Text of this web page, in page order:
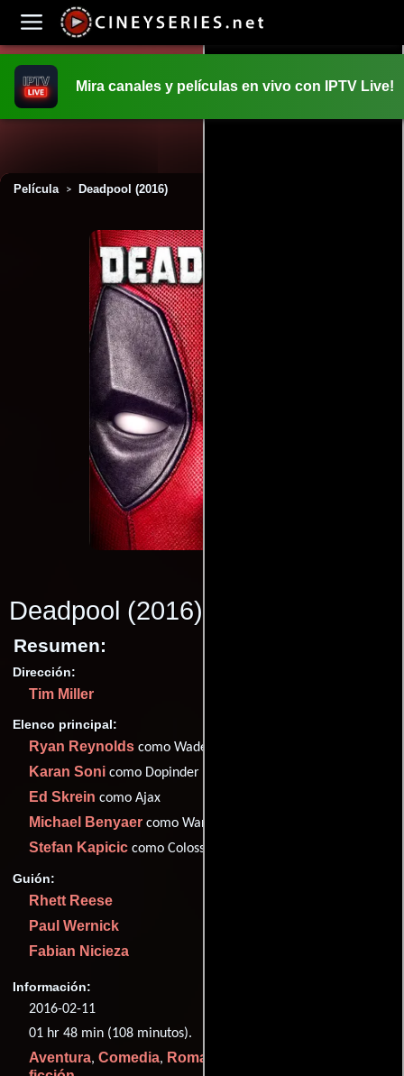
Mira canales y películas en vivo con IPTV Live!
Película > Deadpool (2016)
Deadpool (2016)
Resumen:
Dirección:
Tim Miller
Elenco principal:
Ryan Reynolds como Wade
Karan Soni como Dopinder
Ed Skrein como Ajax
Michael Benyaer como Warlord
Stefan Kapicic como Colossus
Guión:
Rhett Reese
Paul Wernick
Fabian Nicieza
Información:
2016-02-11
01 hr 48 min (108 minutos).
Aventura, Comedia, Romance